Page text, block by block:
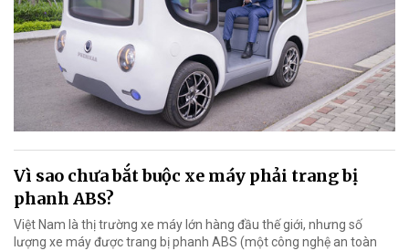
Vì sao chưa bắt buộc xe máy phải trang bị
phanh ABS?
Việt Nam là thị trường xe máy lớn hàng đầu thế giới, nhưng số
lượng xe máy được trang bị phanh ABS (một công nghệ an toàn